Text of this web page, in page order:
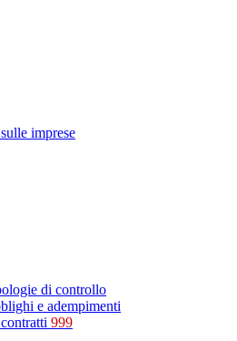
imprese
di controllo
e adempimenti
999